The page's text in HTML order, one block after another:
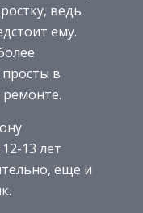
ведь
ему.
в
13 лет
еще и